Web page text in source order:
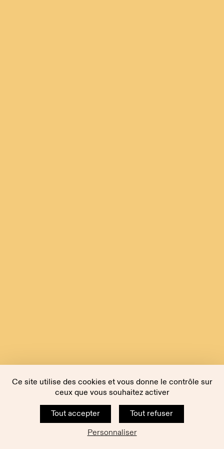
Ce site utilise des cookies et vous donne le contrôle sur
ceux que vous souhaitez activer
Tout accepter
Tout refuser
Personnaliser